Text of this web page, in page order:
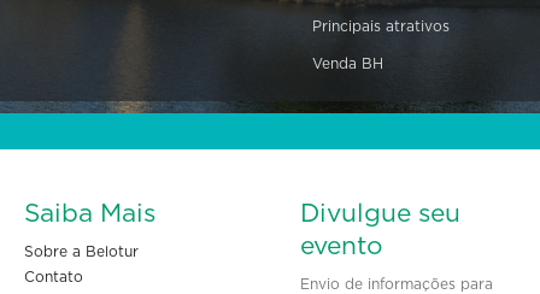
Principais atrativos
Venda BH
Saiba Mais
Sobre a Belotur
Contato
Divulgue seu
evento
Envio de informações para